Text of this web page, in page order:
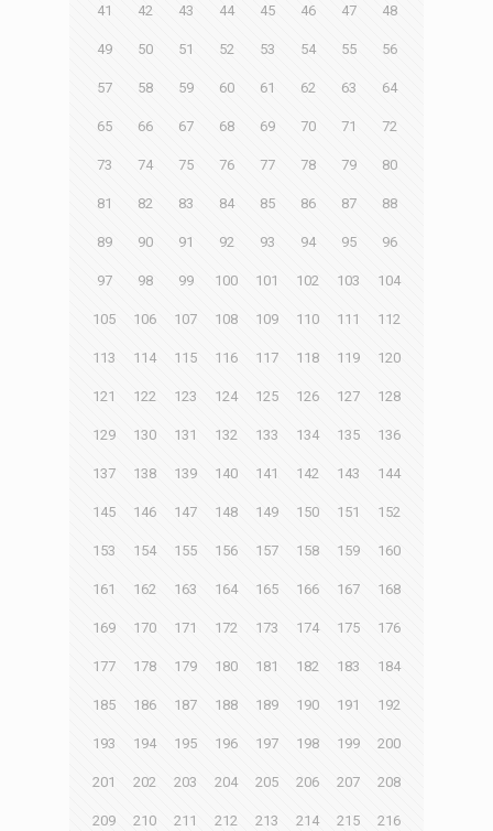
41 42 43 44 45 46 47 48
49 50 51 52 53 54 55 56
57 58 59 60 61 62 63 64
65 66 67 68 69 70 71 72
73 74 75 76 77 78 79 80
81 82 83 84 85 86 87 88
89 90 91 92 93 94 95 96
97 98 99 100 101 102 103 104
105 106 107 108 109 110 111 112
113 114 115 116 117 118 119 120
121 122 123 124 125 126 127 128
129 130 131 132 133 134 135 136
137 138 139 140 141 142 143 144
145 146 147 148 149 150 151 152
153 154 155 156 157 158 159 160
161 162 163 164 165 166 167 168
169 170 171 172 173 174 175 176
177 178 179 180 181 182 183 184
185 186 187 188 189 190 191 192
193 194 195 196 197 198 199 200
201 202 203 204 205 206 207 208
209 210 211 212 213 214 215 216